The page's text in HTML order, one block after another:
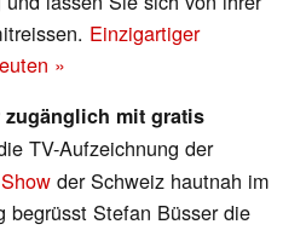
Einzigartiger
»
mit gratis
TV-Aufzeichnung der
der Schweiz hautnah im
begrüsst Stefan Büsser die